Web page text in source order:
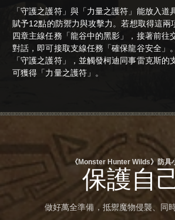
「守護之護符」與「力量之護符」能放入道
賦予12點的防禦力與攻擊力。若想取得這兩
四章主線任務「龍谷中的黑影」，接著前往
對話，即可接取支線任務「確保龍谷安全」
「守護之護符」，並觸發柯迪同事雷克斯的
可獲得「力量之護符」。
《Monster Hunter Wilds》防具
保護自
做好萬全準備，抵禦魔物侵襲、同